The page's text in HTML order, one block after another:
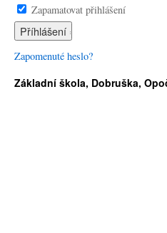
Zapamatovat přihlášení
Zapomenuté heslo?
Základní škola, Dobruška,